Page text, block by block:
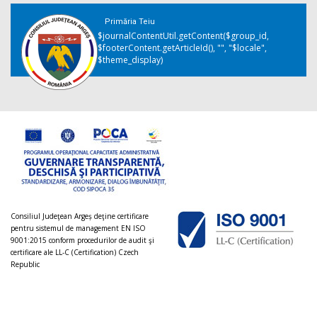
Primăria Teiu
$journalContentUtil.getContent($group_id,
$footerContent.getArticleId(), "", "$locale",
$theme_display)
Consiliul Judeţean Argeș deţine certificare
pentru sistemul de management EN ISO
9001:2015 conform procedurilor de audit şi
certificare ale LL-C (Certification) Czech
Republic